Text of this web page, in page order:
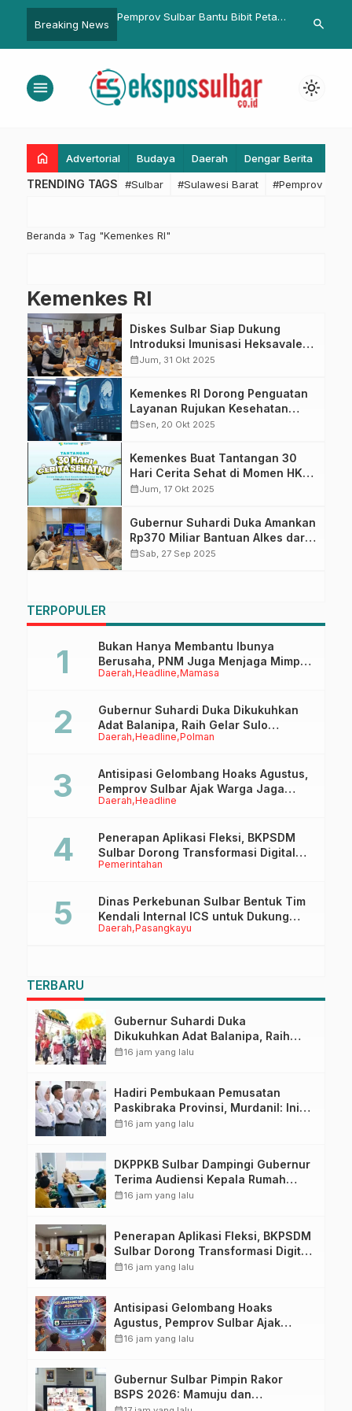
Breaking News
Beberapa Titik Aksi
Pemprov Sulbar Bantu Bibit Petani
Wagub Membangun Daerah
Gubernur
BPKAD Siap
Polman
search
menu light_mode
home Advertorial Budaya Daerah Dengar Berita
TRENDING TAGS #Sulbar #Sulawesi Barat #Pemprov
Beranda » Tag "Kemenkes RI"
Kemenkes RI
Diskes Sulbar Siap Dukung
Introduksi Imunisasi Heksavalen
Tahun 2026
calendar_monthJum, 31 Okt 2025
Kemenkes RI Dorong Penguatan
Layanan Rujukan Kesehatan
Melalui Program SIHREN
calendar_monthSen, 20 Okt 2025
Kemenkes Buat Tantangan 30
Hari Cerita Sehat di Momen HKN
Ke-61, Diskes Sulbar Ajak
Rebut Hadiahnya
calendar_monthJum, 17 Okt 2025
Gubernur Suhardi Duka Amankan
Rp370 Miliar Bantuan Alkes dari
Kemenkes
calendar_monthSab, 27 Sep 2025
TERPOPULER
Daerah Headline Mamasa
Bukan Hanya Membantu Ibunya
Berusaha, PNM Juga Menjaga Mimpi
Anaknya Untuk Menggapai Cita-Cita
Daerah Headline Polman
Gubernur Suhardi Duka Dikukuhkan
Adat Balanipa, Raih Gelar Sulo
Tappidena
Daerah Headline
Antisipasi Gelombang Hoaks Agustus,
Pemprov Sulbar Ajak Warga Jaga
Ruang Digital
Pemerintahan
Penerapan Aplikasi Fleksi, BKPSDM
Sulbar Dorong Transformasi Digital
Sistem Kehadiran ASN
Daerah Pasangkayu
Dinas Perkebunan Sulbar Bentuk Tim
Kendali Internal ICS untuk Dukung
Sertifikasi ISPO Pekebun di
TERBARU
Gubernur Suhardi Duka
Dikukuhkan Adat Balanipa, Raih
Gelar Sulo Tappidena
calendar_month16 jam yang lalu
Hadiri Pembukaan Pemusatan
Paskibraka Provinsi, Murdanil: Ini
Membentuk Karakter Hingga
calendar_month16 jam yang lalu
DKPPKB Sulbar Dampingi Gubernur
Terima Audiensi Kepala Rumah
Sakit TK. III Punggawa Malolo
calendar_month16 jam yang lalu
Penerapan Aplikasi Fleksi, BKPSDM
Sulbar Dorong Transformasi Digital
Sistem Kehadiran ASN
calendar_month16 jam yang lalu
Antisipasi Gelombang Hoaks
Agustus, Pemprov Sulbar Ajak
Warga Jaga Ruang Digital
calendar_month16 jam yang lalu
Gubernur Sulbar Pimpin Rakor
BSPS 2026: Mamuju dan